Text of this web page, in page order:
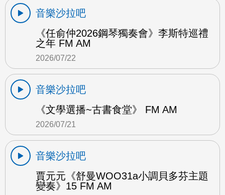
音樂沙拉吧
《任俞仲2026鋼琴獨奏會》李斯特巡禮
之年 FM AM
2026/07/22
音樂沙拉吧
《文學選播~古書食堂》 FM AM
2026/07/21
音樂沙拉吧
賈元元《舒曼WOO31a小調貝多芬主題
變奏》15 FM AM